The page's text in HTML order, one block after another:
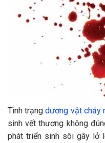
Tình trạngdương vật chảy
sinh vết thương không
phát triển sinh sôi gây lở